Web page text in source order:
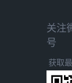
关注
号
获取